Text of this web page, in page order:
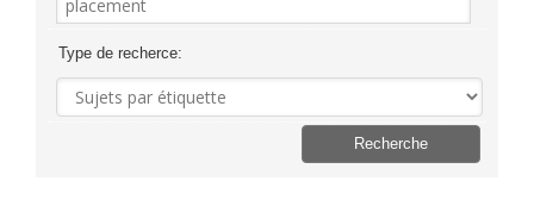
Type de recherce: